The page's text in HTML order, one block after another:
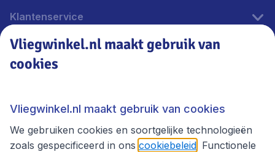
Klantenservice
Vliegwinkel.nl
Thema's
Vliegwinkel.nl maakt gebruik van
cookies
Vliegwinkel.nl maakt gebruik van cookies
We gebruiken cookies en soortgelijke technologieën
zoals gespecificeerd in ons cookiebeleid . Functionele